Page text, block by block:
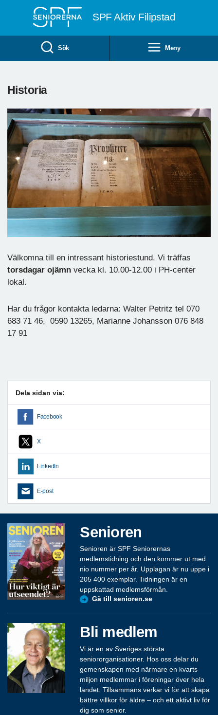
SPF Aktiv Filipstad
Sök Meny
Historia
Välkomna till en intressant historiestund. Vi träffas
torsdagar ojämn vecka kl. 10.00-12.00 i PH-center
lokal.
Har du frågor kontakta ledarna: Walter Petritz tel 070
683 71 46, 0590 13265, Marianne Johansson 076 848
17 91
Dela sidan via:
Facebook
X
LinkedIn
E-post
Senioren
Senioren är SPF Seniorernas
medlemstidning och den kommer ut med
nio nummer per år. Upplagan är nu uppe i
205 400 exemplar. Tidningen är en
uppskattad medlemsförmån.
Gå till senioren.se
Bli medlem
Vi är en av Sveriges största
seniororganisationer. Hos oss delar du
gemenskapen med närmare en kvarts
miljon medlemmar i föreningar över hela
landet. Tillsammans verkar vi för att skapa
bättre villkor för äldre – och ett aktivt liv för
dig som senior.